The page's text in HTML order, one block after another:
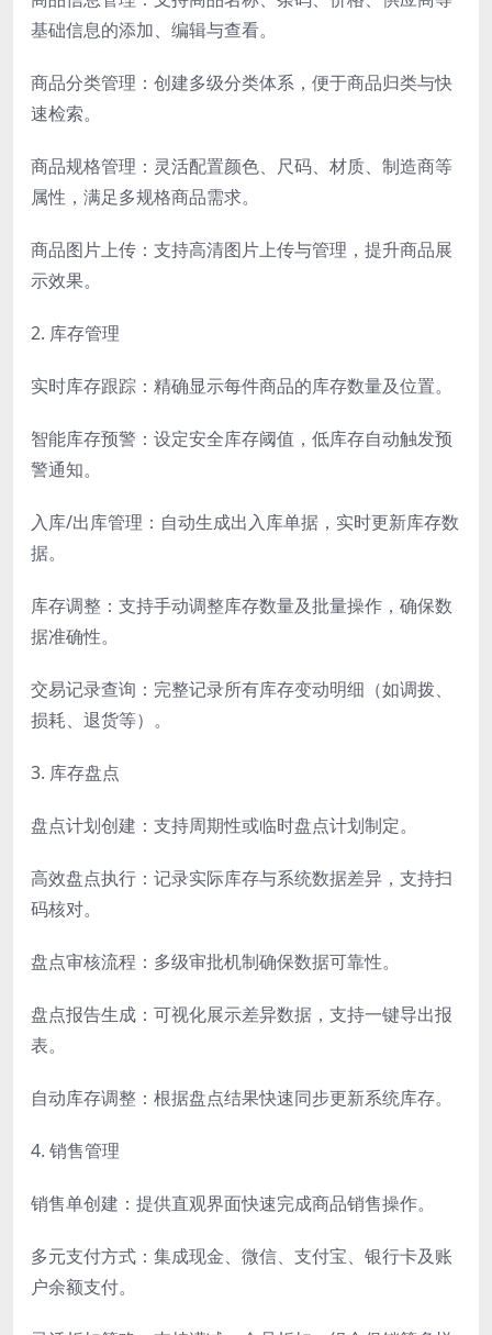
基础信息的添加、编辑与查看。
商品分类管理：创建多级分类体系，便于商品归类与快
速检索。
商品规格管理：灵活配置颜色、尺码、材质、制造商等
属性，满足多规格商品需求。
商品图片上传：支持高清图片上传与管理，提升商品展
示效果。
2. 库存管理
实时库存跟踪：精确显示每件商品的库存数量及位置。
智能库存预警：设定安全库存阈值，低库存自动触发预
警通知。
入库/出库管理：自动生成出入库单据，实时更新库存数
据。
库存调整：支持手动调整库存数量及批量操作，确保数
据准确性。
交易记录查询：完整记录所有库存变动明细（如调拨、
损耗、退货等）。
3. 库存盘点
盘点计划创建：支持周期性或临时盘点计划制定。
高效盘点执行：记录实际库存与系统数据差异，支持扫
码核对。
盘点审核流程：多级审批机制确保数据可靠性。
盘点报告生成：可视化展示差异数据，支持一键导出报
表。
自动库存调整：根据盘点结果快速同步更新系统库存。
4. 销售管理
销售单创建：提供直观界面快速完成商品销售操作。
多元支付方式：集成现金、微信、支付宝、银行卡及账
户余额支付。